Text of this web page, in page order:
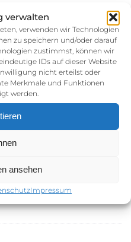
verwalten
verwenden wir Technologien
zu speichern und/oder darauf
zustimmst, können wir
IDs auf dieser Website
nicht erteilst oder
Merkmale und Funktionen
werden.
ansehen
Impressum